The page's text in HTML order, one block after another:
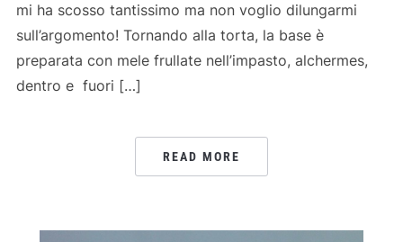
mi ha scosso tantissimo ma non voglio dilungarmi
sull’argomento! Tornando alla torta, la base è
preparata con mele frullate nell’impasto, alchermes,
dentro e fuori […]
READ MORE